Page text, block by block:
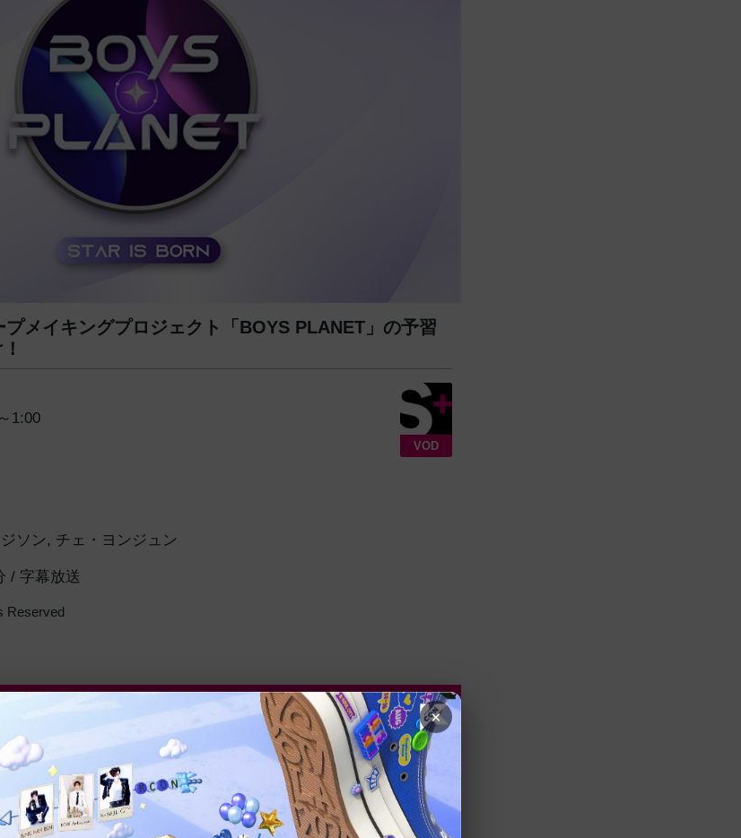
メイキングプロジェクト「BOYS PLANET」の予習
1:00
VOD
ソン, チェ・ヨンジュン
/ 字幕放送
Reserved
番組紹介
×